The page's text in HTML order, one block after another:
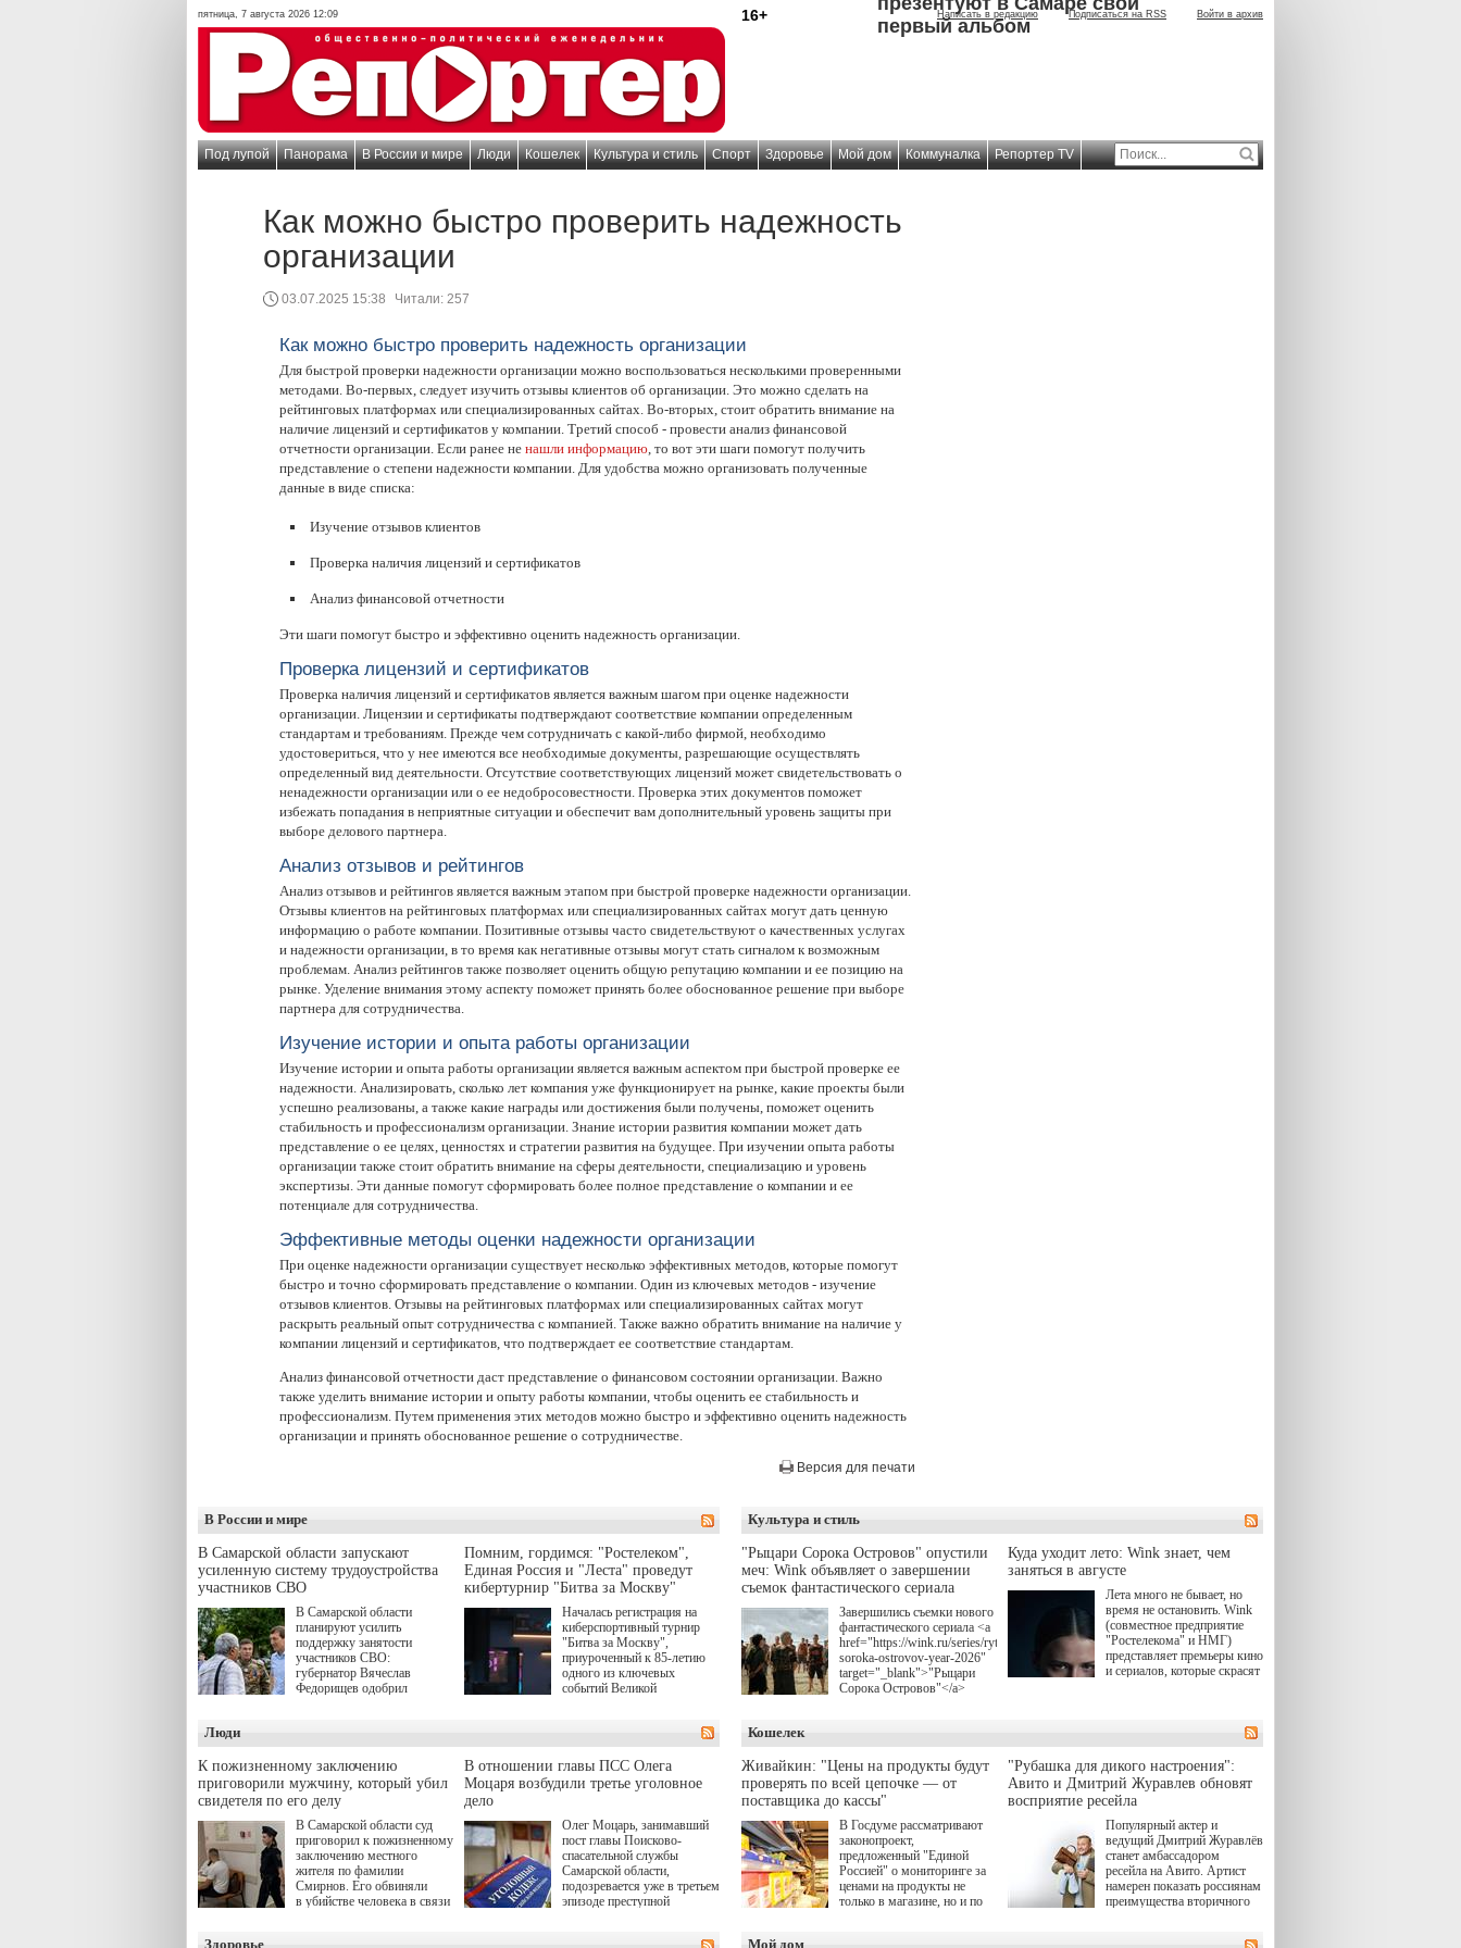
пятница, 7 августа 2026 12:09 16+ Написать в редакцию Подписаться на RSS Войти в архив
первый альбом
Под лупой Панорама В России и мире Люди Кошелек Культура и стиль Спорт Здоровье Мой дом Коммуналка Репортер TV
Как можно быстро проверить надежность
организации
03.07.2025 15:38 Читали: 257
Как можно быстро проверить надежность организации
Для быстрой проверки надежности организации можно воспользоваться несколькими проверенными
методами. Во-первых, следует изучить отзывы клиентов об организации. Это можно сделать на
рейтинговых платформах или специализированных сайтах. Во-вторых, стоит обратить внимание на
наличие лицензий и сертификатов у компании. Третий способ - провести анализ финансовой
отчетности организации. Если ранее не нашли информацию, то вот эти шаги помогут получить
представление о степени надежности компании. Для удобства можно организовать полученные
данные в виде списка:
Изучение отзывов клиентов
Проверка наличия лицензий и сертификатов
Анализ финансовой отчетности
Эти шаги помогут быстро и эффективно оценить надежность организации.
Проверка лицензий и сертификатов
Проверка наличия лицензий и сертификатов является важным шагом при оценке надежности
организации. Лицензии и сертификаты подтверждают соответствие компании определенным
стандартам и требованиям. Прежде чем сотрудничать с какой-либо фирмой, необходимо
удостовериться, что у нее имеются все необходимые документы, разрешающие осуществлять
определенный вид деятельности. Отсутствие соответствующих лицензий может свидетельствовать о
ненадежности организации или о ее недобросовестности. Проверка этих документов поможет
избежать попадания в неприятные ситуации и обеспечит вам дополнительный уровень защиты при
выборе делового партнера.
Анализ отзывов и рейтингов
Анализ отзывов и рейтингов является важным этапом при быстрой проверке надежности организации.
Отзывы клиентов на рейтинговых платформах или специализированных сайтах могут дать ценную
информацию о работе компании. Позитивные отзывы часто свидетельствуют о качественных услугах
и надежности организации, в то время как негативные отзывы могут стать сигналом к возможным
проблемам. Анализ рейтингов также позволяет оценить общую репутацию компании и ее позицию на
рынке. Уделение внимания этому аспекту поможет принять более обоснованное решение при выборе
партнера для сотрудничества.
Изучение истории и опыта работы организации
Изучение истории и опыта работы организации является важным аспектом при быстрой проверке ее
надежности. Анализировать, сколько лет компания уже функционирует на рынке, какие проекты были
успешно реализованы, а также какие награды или достижения были получены, поможет оценить
стабильность и профессионализм организации. Знание истории развития компании может дать
представление о ее целях, ценностях и стратегии развития на будущее. При изучении опыта работы
организации также стоит обратить внимание на сферы деятельности, специализацию и уровень
экспертизы. Эти данные помогут сформировать более полное представление о компании и ее
потенциале для сотрудничества.
Эффективные методы оценки надежности организации
При оценке надежности организации существует несколько эффективных методов, которые помогут
быстро и точно сформировать представление о компании. Один из ключевых методов - изучение
отзывов клиентов. Отзывы на рейтинговых платформах или специализированных сайтах могут
раскрыть реальный опыт сотрудничества с компанией. Также важно обратить внимание на наличие у
компании лицензий и сертификатов, что подтверждает ее соответствие стандартам.
Анализ финансовой отчетности даст представление о финансовом состоянии организации. Важно
также уделить внимание истории и опыту работы компании, чтобы оценить ее стабильность и
профессионализм. Путем применения этих методов можно быстро и эффективно оценить надежность
организации и принять обоснованное решение о сотрудничестве.
Версия для печати
В России и мире
В Самарской области запускают
усиленную систему трудоустройства
участников СВО
В Самарской области
планируют усилить
поддержку занятости
участников СВО:
губернатор Вячеслав
Федорищев одобрил
Живайкина, направленные
на трудоустройство и более
спокойную адаптацию к
мирной жизни.
Помним, гордимся: "Ростелеком",
Единая Россия и "Леста" проведут
кибертурнир "Битва за Москву"
Началась регистрация на
киберспортивный турнир
"Битва за Москву",
приуроченный к 85-летию
одного из ключевых
событий Великой
игре "Мир танков"
выступили "Ростелеком",
партия "Единая Россия",
игровая студия "Леста" и
Культура и стиль
"Рыцари Сорока Островов" опустили
меч: Wink объявляет о завершении
съемок фантастического сериала
Завершились съемки нового
фантастического сериала <a
href="https://wink.ru/series/rytsari-
soroka-ostrovov-year-2026"
target="_blank">"Рыцари
Сорока Островов"</a>
и НМГ) по мотивам
одноименного романа
Сергея Лукьяненко. Главные
роли в проекте исполнили
Артем Кошман, Полина
Гухман, Вероника
Устимова, Олег Савостюк,
Святослав Рогожан, Кузьма
Котрелёв, Никита
Кологривый, Елисей
Чучилин, Александра
Куда уходит лето: Wink знает, чем
заняться в августе
Лета много не бывает, но
время не остановить. Wink
(совместное предприятие
"Ростелекома" и НМГ)
представляет премьеры кино
и сериалов, которые скрасят
href="https://wink.ru/series/kholod-
year-2026"
target="_blank">"Холод"
</a> (18+) останется только
на экране — весь август по
четвергам продолжат
выходить новые эпизоды
сериала, в котором
беспощадным возмездием в
духе графа Монте-Кристо
занимается наша
современница.
Люди
К пожизненному заключению
приговорили мужчину, который убил
свидетеля по его делу
В Самарской области суд
приговорил к пожизненному
заключению местного
жителя по фамилии
Смирнов. Его обвиняли
в убийстве человека в связи
В отношении главы ПСС Олега
Моцаря возбудили третье уголовное
дело
Олег Моцарь, занимавший
пост главы Поисково-
спасательной службы
Самарской области,
подозревается уже в третьем
эпизоде преступной
Кошелек
Живайкин: "Цены на продукты будут
проверять по всей цепочке — от
поставщика до кассы"
В Госдуме рассматривают
законопроект,
предложенный "Единой
Россией" о мониторинге за
ценами на продукты не
только в магазине, но и по
"Рубашка для дикого настроения":
Авито и Дмитрий Журавлев обновят
восприятие ресейла
Популярный актер и
ведущий Дмитрий Журавлёв
станет амбассадором
ресейла на Авито. Артист
намерен показать россиянам
преимущества вторичного
Здоровье Мой дом